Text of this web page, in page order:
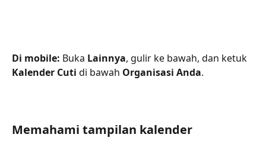
Di mobile: Buka Lainnya, gulir ke bawah, dan ketuk
Kalender Cuti di bawah Organisasi Anda.
Memahami tampilan kalender